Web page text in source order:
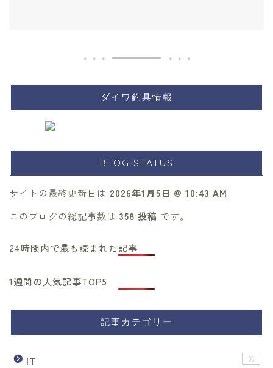
ダイワ釣具情報
BLOG STATUS
サイトの最終更新日は 2026年1月5日 @ 10:43 AM
このブログの総記事数は 358 投稿 です。
24時間内で最も読まれた記事
1週間の人気記事TOP5
記事カテゴリー
IT 35